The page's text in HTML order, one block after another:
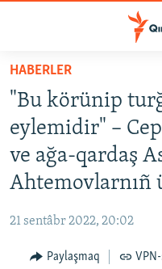
Esas
qaytmaq
Baş
navigatsiyağa
qaytmaq
Qıdıruvğa
HABERLER
SİYASET
İQTİSADİYAT
CEMİYET
İNSAN AQLARI
VİDEO
HABERLER
"Bu körünip
eylemidir" –
ve ağa-qardaş
Ahtemovlarnıñ
21 sentâbr 2022, 20:02
Paylaşmaq